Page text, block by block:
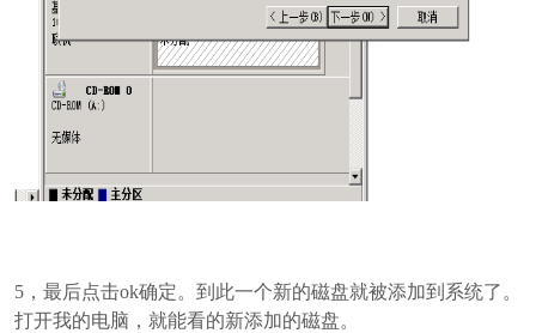
5，最后点击ok确定。到此一个新的磁盘就被添加到系统了。
打开我的电脑，就能看的新添加的磁盘。